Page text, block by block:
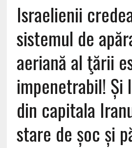
Israelienii
sistemul de
aeriană al ţării
impenetrabil!
din capitala
stare de șoc și